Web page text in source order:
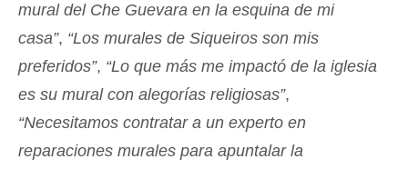
mural del Che Guevara en la esquina de mi
casa”, “Los murales de Siqueiros son mis
preferidos”, “Lo que más me impactó de la iglesia
es su mural con alegorías religiosas”,
“Necesitamos contratar a un experto en
reparaciones murales para apuntalar la